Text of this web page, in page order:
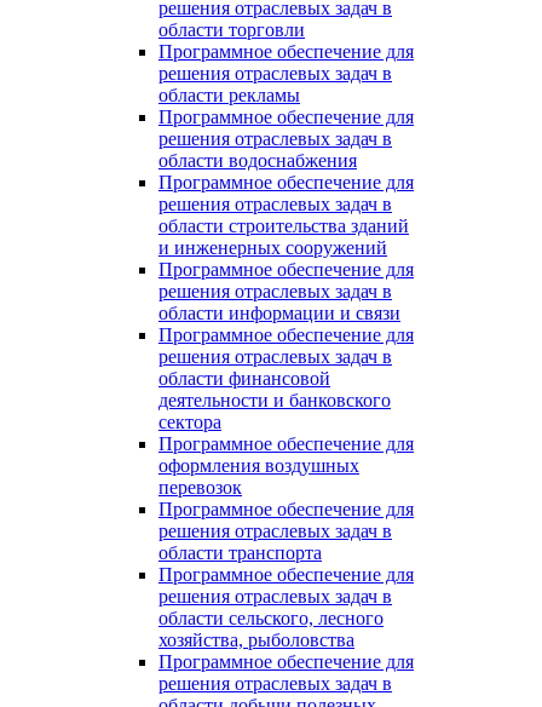
решения отраслевых задач в
области торговли
Программное обеспечение для
решения отраслевых задач в
области рекламы
Программное обеспечение для
решения отраслевых задач в
области водоснабжения
Программное обеспечение для
решения отраслевых задач в
области строительства зданий
и инженерных сооружений
Программное обеспечение для
решения отраслевых задач в
области информации и связи
Программное обеспечение для
решения отраслевых задач в
области финансовой
деятельности и банковского
сектора
Программное обеспечение для
оформления воздушных
перевозок
Программное обеспечение для
решения отраслевых задач в
области транспорта
Программное обеспечение для
решения отраслевых задач в
области сельского, лесного
хозяйства, рыболовства
Программное обеспечение для
решения отраслевых задач в